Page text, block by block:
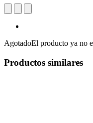
AgotadoEl producto ya no
Productos similares